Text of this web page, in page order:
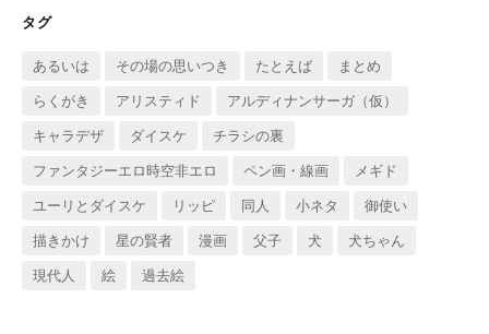
タグ
あるいは その場の思いつき たとえば
まとめ
らくがき
アリスティド
アルディナンサーガ（仮）
キャラデザ
ダイスケ
チラシの裏
ファンタジーエロ時空非エロ
ペン画・線画
メギド
ユーリとダイスケ
リッピ 同人 小ネタ
御使い
描きかけ
星の賢者 漫画 父子 犬
犬ちゃん
現代人
絵 過去絵